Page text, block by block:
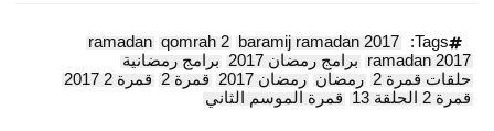
Tags:
baramij ramadan 2017
qomrah 2
ramadan
ramadan 2017 برامج رمضان 2017
برامج رمضانية
حلقات قمرة 2
رمضان رمضان 2017 قمرة 2
قمرة 2 2017
قمرة 2 الحلقة 13
قمرة الموسم الثاني